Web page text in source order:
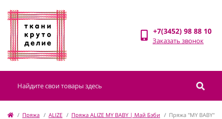
+7(3452) 98 88 10
Заказать звонок
Пряжа ALIZE Пряжа ALIZE MY BABY | Май Бэби Пряжа "MY BABY"